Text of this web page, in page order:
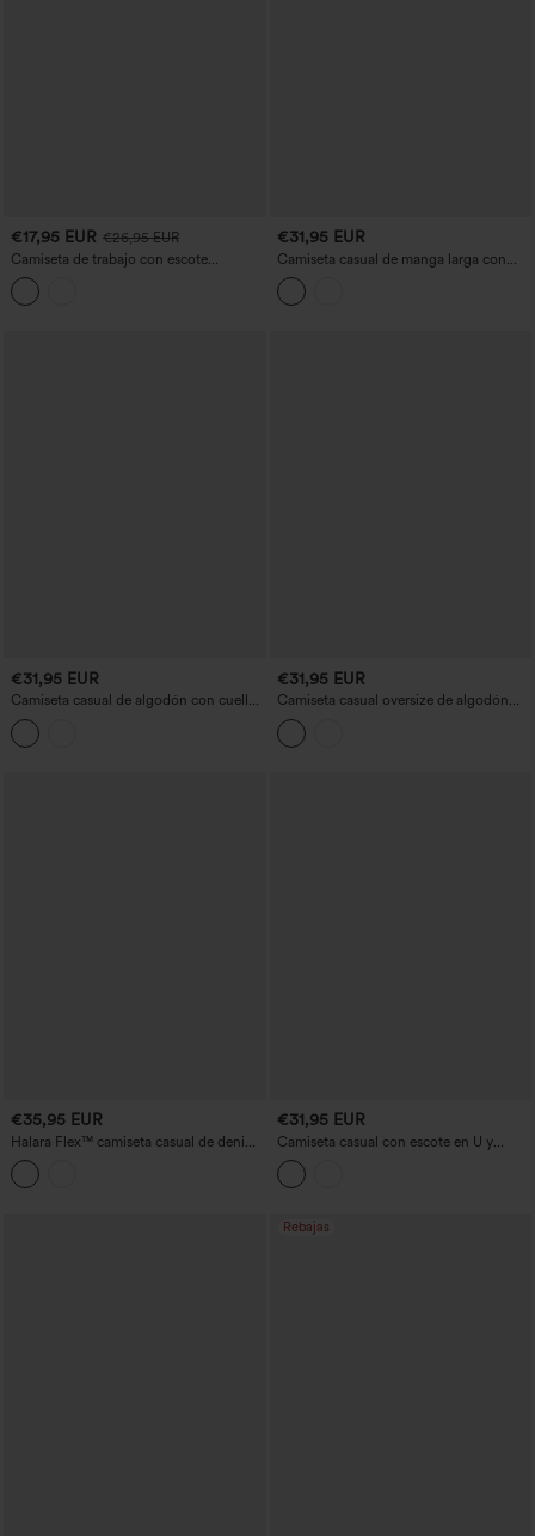
€17,95 EUR €26,95 EUR
Camiseta de trabajo con escote
drapeado, mangas largas y bajo con
volantes
€31,95 EUR
Camiseta casual de manga larga con
cuello redondo, detalle cut-out, bajo
con volante y tejido waffle
€31,95 EUR
Camiseta casual de algodón con cuello
redondo, mangas raglán largas,
aberturas para el pulgar, dobladillo
curvo y corte relajado
€31,95 EUR
Camiseta casual oversize de algodón
con cuello redondo y mangas largas.
€35,95 EUR
Halara Flex™ camiseta casual de denim
con cuello redondo y mangas cortas.
€31,95 EUR
Camiseta casual con escote en U y
manga corta, con sujetador
incorporado, encaje a contraste y lazo
en la espalda
Rebajas